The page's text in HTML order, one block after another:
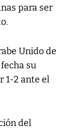
para ser
Unido de
su
1-2 ante el
del